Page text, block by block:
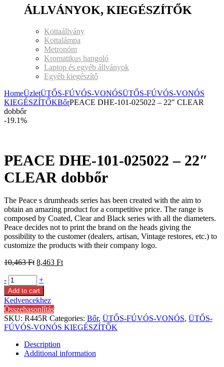
ÁLLVÁNYOK, KIEGÉSZÍTŐK
Kottaállvány
Kottalámpa
Metronóm
Kromatikus hangoló
Laptop és egyéb állványok
Egyéb kiegészítő
HomeÜzletÜTŐS-FÚVÓS-VONÓSÜTŐS-FÚVÓS-VONÓS
KIEGÉSZÍTŐKBőrPEACE DHE-101-025022 – 22″ CLEAR
dobbőr
-19.1%
PEACE DHE-101-025022 – 22″
CLEAR dobbőr
The Peace s drumheads series has been created with the aim to
obtain an amazing product for a competitive price. The range is
composed by Coated, Clear and Black series with all the diameters.
Peace decides not to print the brand on the heads giving the
possibility to the customer (dealers, artisan, Vintage restores, etc.) to
customize the products with their company logo.
10,463Ft 8,463 Ft
- +
Add to cart
Kedvencekhez
Összehasonlítás
SKU: R445R Categories: Bőr, ÜTŐS-FÚVÓS-VONÓS, ÜTŐS-
FÚVÓS-VONÓS KIEGÉSZÍTŐK
Description
Additional information